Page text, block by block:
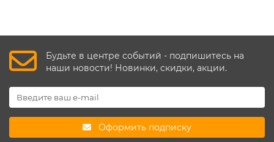
Будьте в центре событий - подпишитесь на
наши новости! Новинки, скидки, акции.
Оформить подписку